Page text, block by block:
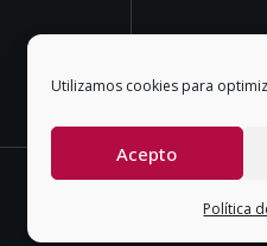
Utilizamos cookies para
Acepto
Política